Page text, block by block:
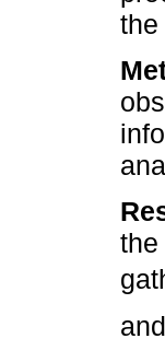
the
the